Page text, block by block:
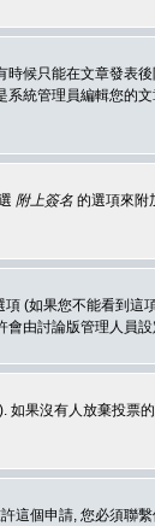
候只能在文章發表
統管理員編輯您的
附上簽名 的選項來附
(如果您不能看到
由討論版管理人員設
果沒有人放棄投
這個申請, 您必須聯